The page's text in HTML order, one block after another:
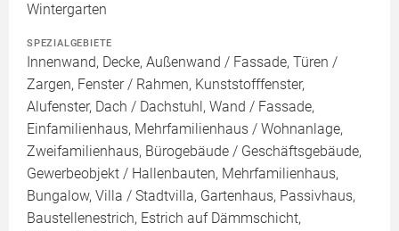
Wintergarten
SPEZIALGEBIETE
Innenwand, Decke, Außenwand / Fassade, Türen /
Zargen, Fenster / Rahmen, Kunststofffenster,
Alufenster, Dach / Dachstuhl, Wand / Fassade,
Einfamilienhaus, Mehrfamilienhaus / Wohnanlage,
Zweifamilienhaus, Bürogebäude / Geschäftsgebäude,
Gewerbeobjekt / Hallenbauten, Mehrfamilienhaus,
Bungalow, Villa / Stadtvilla, Gartenhaus, Passivhaus,
Baustellenestrich, Estrich auf Dämmschicht,